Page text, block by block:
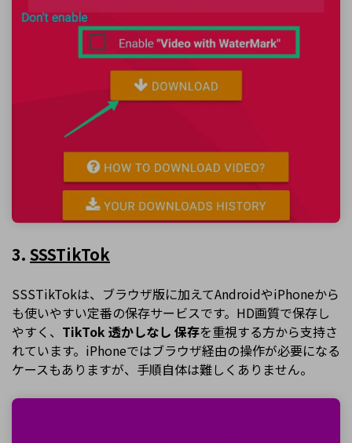
3. SSSTikTok
SSSTikTokは、ブラウザ版に加えてAndroidやiPhoneから
も使いやすい定番の保存サービスです。HD画質で保存し
やすく、 TikTok 透かしなし 保存を重視する方から支持さ
れています。iPhoneではブラウザ経由の操作が必要になる
ケースもありますが、手順自体は難しくありません。